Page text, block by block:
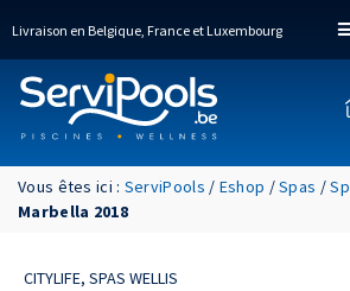
Livraison en Belgique, France et Luxembourg
Vous êtes ici : ServiPools / Eshop /Spas /
Marbella 2018
CITYLIFE, SPAS WELLIS